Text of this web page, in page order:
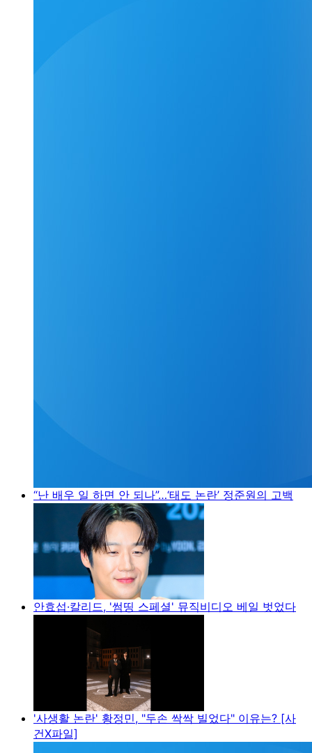
“난 배우 일 하면 안 되나”…‘태도 논란’ 정준원의 고백
안효섭·칼리드, '썸띵 스페셜' 뮤직비디오 베일 벗었다
'사생활 논란' 황정민, "두손 싹싹 빌었다" 이유는? [사
건X파일]